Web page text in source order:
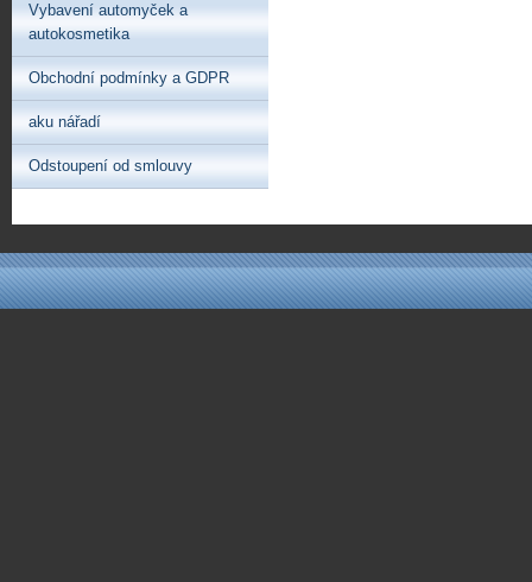
Vybavení automyček a
autokosmetika
Obchodní podmínky a GDPR
aku nářadí
Odstoupení od smlouvy